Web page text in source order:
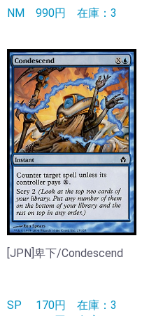
NM 990円 在庫：3
[JPN]卑下/Condescend
SP 170円 在庫：3